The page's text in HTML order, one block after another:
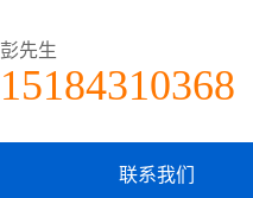
彭先生
15184310368
联系我们